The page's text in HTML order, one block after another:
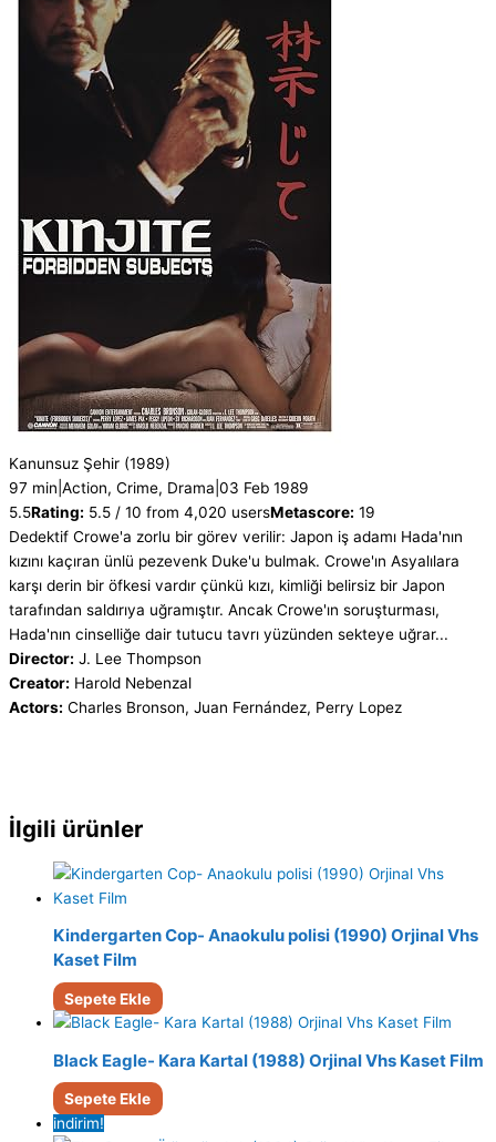
Kanunsuz Şehir (1989)
97 min Action, Crime, Drama 03 Feb 1989
5.5Rating: 5.5 / 10 from 4,020 usersMetascore: 19
Dedektif Crowe'a zorlu bir görev verilir: Japon iş adamı Hada'nın
kızını kaçıran ünlü pezevenk Duke'u bulmak. Crowe'ın Asyalılara
karşı derin bir öfkesi vardır çünkü kızı, kimliği belirsiz bir Japon
tarafından saldırıya uğramıştır. Ancak Crowe'ın soruşturması,
Hada'nın cinselliğe dair tutucu tavrı yüzünden sekteye uğrar...
Director: J. Lee Thompson
Creator: Harold Nebenzal
Actors: Charles Bronson, Juan Fernández, Perry Lopez
İlgili ürünler
Kindergarten Cop- Anaokulu polisi (1990) Orjinal Vhs
Kaset Film
Sepete Ekle
Black Eagle- Kara Kartal (1988) Orjinal Vhs Kaset Film
Sepete Ekle
indirim!